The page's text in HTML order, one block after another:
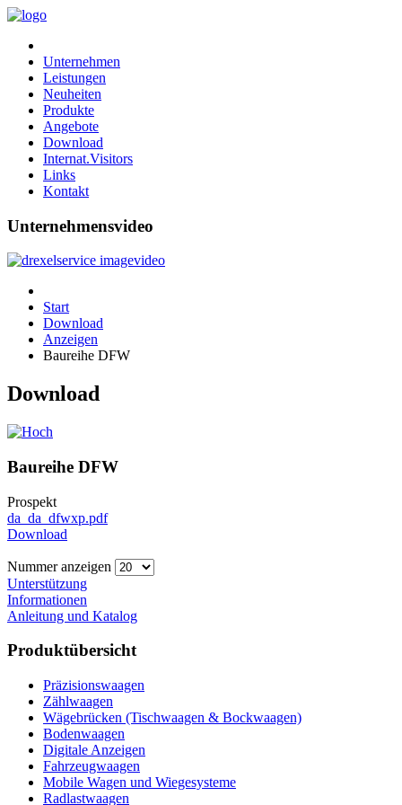
Unternehmen
Leistungen
Neuheiten
Produkte
Angebote
Download
Internat.Visitors
Links
Kontakt
Unternehmensvideo
Start
Download
Anzeigen
Baureihe DFW
Download
Baureihe DFW
Prospekt
da_da_dfwxp.pdf
Download
Nummer anzeigen
Unterstützung
Informationen
Anleitung und Katalog
Produktübersicht
Präzisionswaagen
Zählwaagen
Wägebrücken (Tischwaagen & Bockwaagen)
Bodenwaagen
Digitale Anzeigen
Fahrzeugwaagen
Mobile Wagen und Wiegesysteme
Radlastwaagen